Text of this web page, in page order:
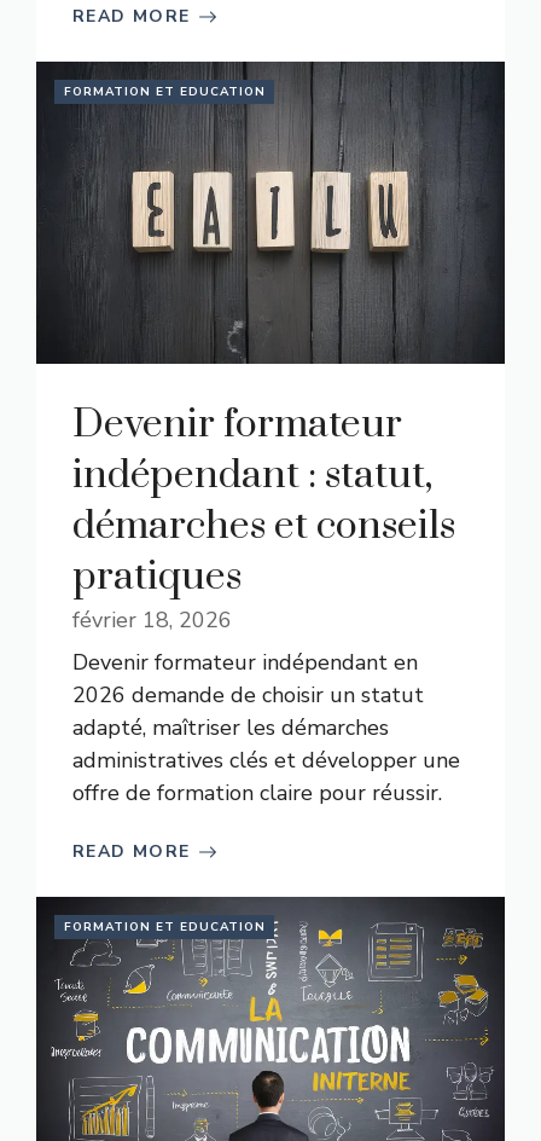
READ MORE
FORMATION ET EDUCATION
Devenir formateur
indépendant : statut,
démarches et conseils
pratiques
février 18, 2026
Devenir formateur indépendant en
2026 demande de choisir un statut
adapté, maîtriser les démarches
administratives clés et développer une
offre de formation claire pour réussir.
READ MORE
FORMATION ET EDUCATION